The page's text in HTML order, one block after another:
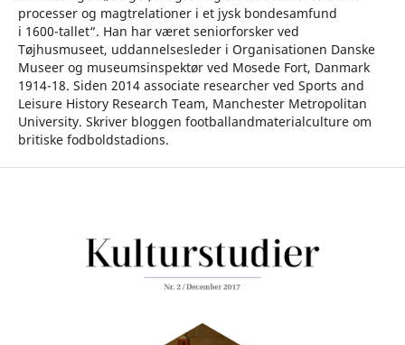
processer og magtrelationer i et jysk bondesamfund
i 1600-tallet“. Han har været seniorforsker ved
Tøjhusmuseet, uddannelsesleder i Organisationen Danske
Museer og museumsinspektør ved Mosede Fort, Danmark
1914-18. Siden 2014 associate researcher ved Sports and
Leisure History Research Team, Manchester Metropolitan
University. Skriver bloggen footballandmaterialculture om
britiske fodboldstadions.